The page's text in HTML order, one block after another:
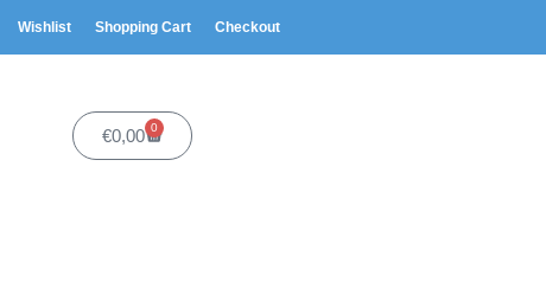
Wishlist Shopping Cart Checkout
€0,00 0